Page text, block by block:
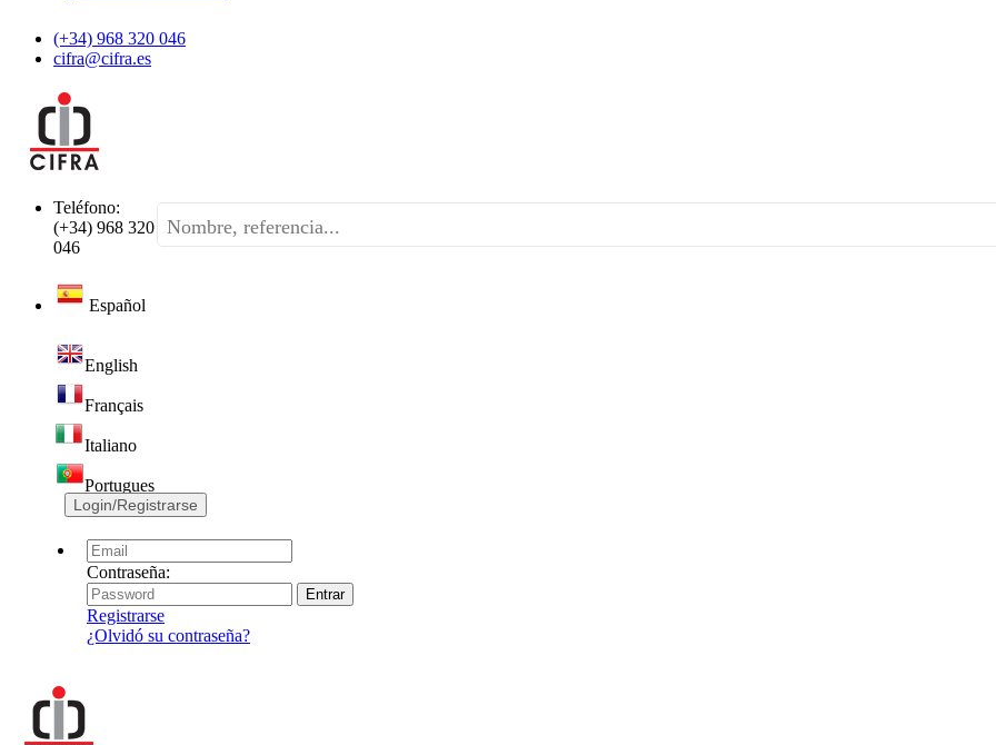
(+34) 968 320 046
cifra@cifra.es
Teléfono:
(+34) 968 320
046
Español
English
Français
Italiano
Portugues
Login/Registrarse
Contraseña:
Registrarse
¿Olvidó su contraseña?